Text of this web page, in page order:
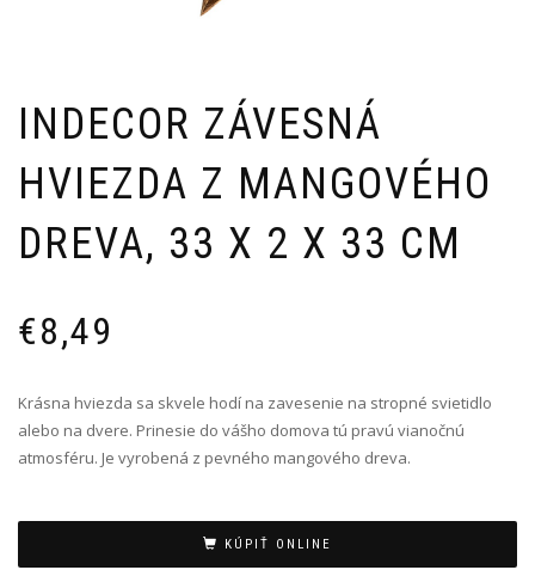
INDECOR ZÁVESNÁ
HVIEZDA Z MANGOVÉHO
DREVA, 33 X 2 X 33 CM
€8,49
Krásna hviezda sa skvele hodí na zavesenie na stropné svietidlo
alebo na dvere. Prinesie do vášho domova tú pravú vianočnú
atmosféru. Je vyrobená z pevného mangového dreva.
KÚPIŤ ONLINE